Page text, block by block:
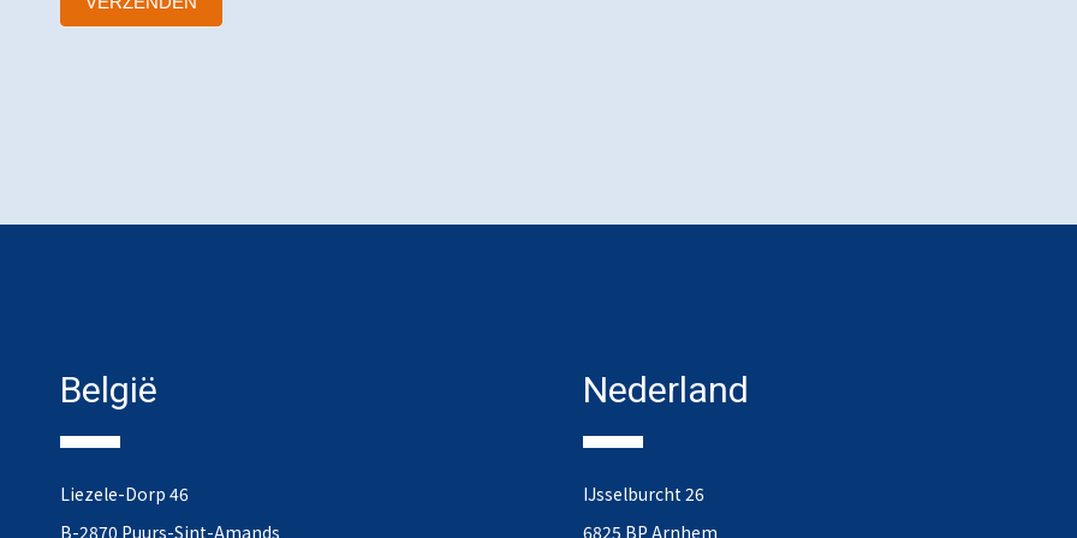
België
Liezele-Dorp 46
B-2870 Puurs-Sint-Amands
Nederland
IJsselburcht 26
6825 BP Arnhem